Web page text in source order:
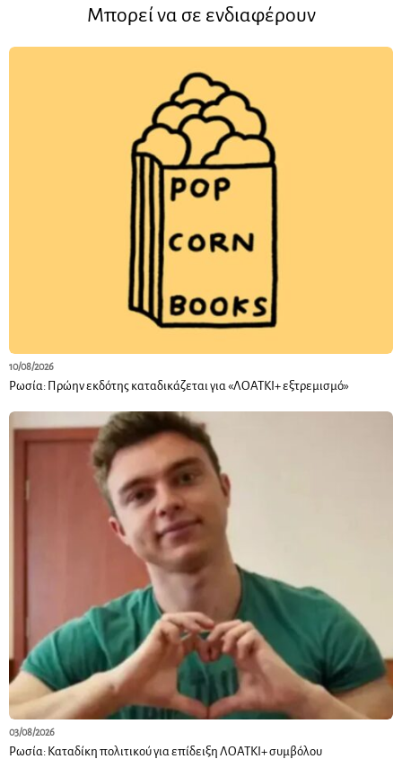
Μπορεί να σε ενδιαφέρουν
10/08/2026
Ρωσία: Πρώην εκδότης καταδικάζεται για «ΛΟΑΤΚΙ+ εξτρεμισμό»
03/08/2026
Ρωσία: Καταδίκη πολιτικού για επίδειξη ΛΟΑΤΚΙ+ συμβόλου